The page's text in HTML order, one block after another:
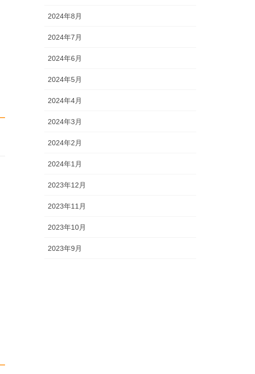
2024年8月
2024年7月
2024年6月
2024年5月
2024年4月
2024年3月
2024年2月
2024年1月
2023年12月
2023年11月
2023年10月
2023年9月